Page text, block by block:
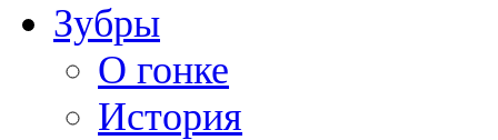
Зубры
О гонке
История